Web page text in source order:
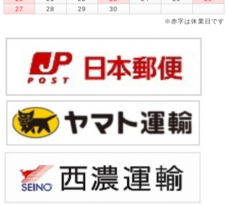
27
28 29
30
※赤字は休業日です